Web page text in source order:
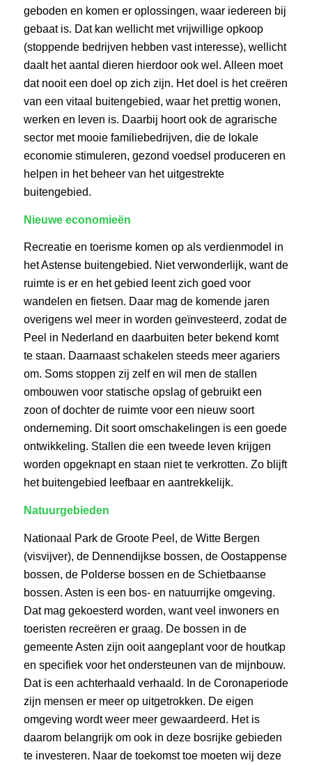
geboden en komen er oplossingen, waar iedereen bij
gebaat is. Dat kan wellicht met vrijwillige opkoop
(stoppende bedrijven hebben vast interesse), wellicht
daalt het aantal dieren hierdoor ook wel. Alleen moet
dat nooit een doel op zich zijn. Het doel is het creëren
van een vitaal buitengebied, waar het prettig wonen,
werken en leven is. Daarbij hoort ook de agrarische
sector met mooie familiebedrijven, die de lokale
economie stimuleren, gezond voedsel produceren en
helpen in het beheer van het uitgestrekte
buitengebied.
Nieuwe economieën
Recreatie en toerisme komen op als verdienmodel in
het Astense buitengebied. Niet verwonderlijk, want de
ruimte is er en het gebied leent zich goed voor
wandelen en fietsen. Daar mag de komende jaren
overigens wel meer in worden geïnvesteerd, zodat de
Peel in Nederland en daarbuiten beter bekend komt
te staan. Daarnaast schakelen steeds meer agariers
om. Soms stoppen zij zelf en wil men de stallen
ombouwen voor statische opslag of gebruikt een
zoon of dochter de ruimte voor een nieuw soort
onderneming. Dit soort omschakelingen is een goede
ontwikkeling. Stallen die een tweede leven krijgen
worden opgeknapt en staan niet te verkrotten. Zo blijft
het buitengebied leefbaar en aantrekkelijk.
Natuurgebieden
Nationaal Park de Groote Peel, de Witte Bergen
(visvijver), de Dennendijkse bossen, de Oostappense
bossen, de Polderse bossen en de Schietbaanse
bossen. Asten is een bos- en natuurrijke omgeving.
Dat mag gekoesterd worden, want veel inwoners en
toeristen recreëren er graag. De bossen in de
gemeente Asten zijn ooit aangeplant voor de houtkap
en specifiek voor het ondersteunen van de mijnbouw.
Dat is een achterhaald verhaald. In de Coronaperiode
zijn mensen er meer op uitgetrokken. De eigen
omgeving wordt weer meer gewaardeerd. Het is
daarom belangrijk om ook in deze bosrijke gebieden
te investeren. Naar de toekomst toe moeten wij deze